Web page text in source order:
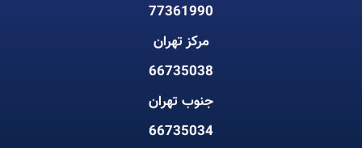
77361990
مرکز تهران
66735038
جنوب تهران
66735034